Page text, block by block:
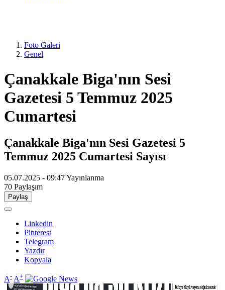
Foto Galeri
Genel
Çanakkale Biga'nın Sesi
Gazetesi 5 Temmuz 2025
Cumartesi
Çanakkale Biga'nın Sesi Gazetesi 5
Temmuz 2025 Cumartesi Sayısı
05.07.2025 - 09:47Yayınlanma
70 Paylaşım
Paylaş
Linkedin
Pinterest
Telegram
Yazdır
Kopyala
A- A+